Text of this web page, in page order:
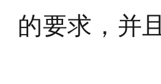
的要求，并